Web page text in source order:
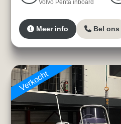
Volvo Penta inboard
Meer info Bel ons
Verkocht